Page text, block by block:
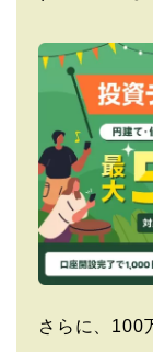
さらに、100